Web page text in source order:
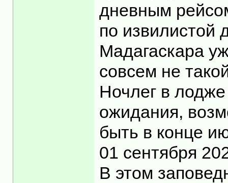
дневным
по извилистой
Мадагаскара
совсем не
Ночлег в
ожидания,
быть в конце
01 сентября
В этом